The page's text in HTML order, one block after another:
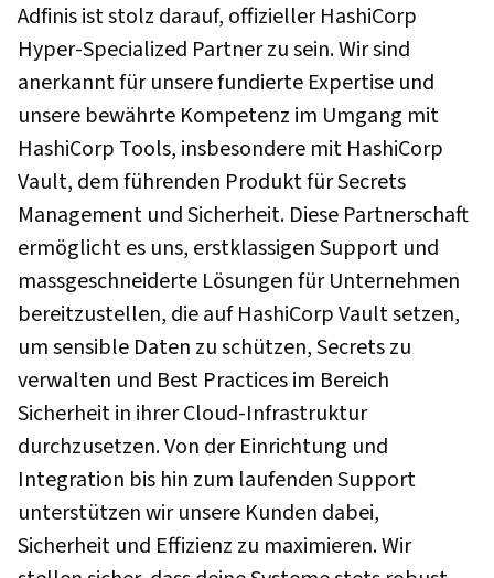
Adfinis ist stolz darauf, offizieller HashiCorp
Hyper-Specialized Partner zu sein. Wir sind
anerkannt für unsere fundierte Expertise und
unsere bewährte Kompetenz im Umgang mit
HashiCorp Tools, insbesondere mit HashiCorp
Vault, dem führenden Produkt für Secrets
Management und Sicherheit. Diese Partnerschaft
ermöglicht es uns, erstklassigen Support und
massgeschneiderte Lösungen für Unternehmen
bereitzustellen, die auf HashiCorp Vault setzen,
um sensible Daten zu schützen, Secrets zu
verwalten und Best Practices im Bereich
Sicherheit in ihrer Cloud-Infrastruktur
durchzusetzen. Von der Einrichtung und
Integration bis hin zum laufenden Support
unterstützen wir unsere Kunden dabei,
Sicherheit und Effizienz zu maximieren. Wir